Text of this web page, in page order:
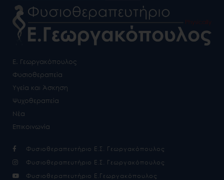
Ε. Γεωργακόπουλος
Φυσιοθεραπεία
Υγεία και Άσκηση
Ψυχοθεραπεία
Νέα
Επικοινωνία
Φυσιοθεραπευτήριο Ε.Σ. Γεωργακόπουλος
Φυσιοθεραπευτήριο Ε.Σ. Γεωργακόπουλος
Φυσιοθεραπευτήριο Ε.Γεωργακόπουλος